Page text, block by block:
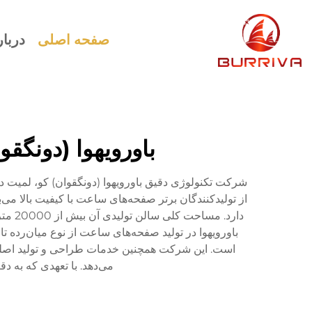
صفحه اصلی
باورویهوا
از تولیدکنندگان برتر صفحه‌های ساعت با کیفیت بالا
باورویهوا در تولید صفحه‌های ساعت از نوع
می‌دهد. با تعهدی که به